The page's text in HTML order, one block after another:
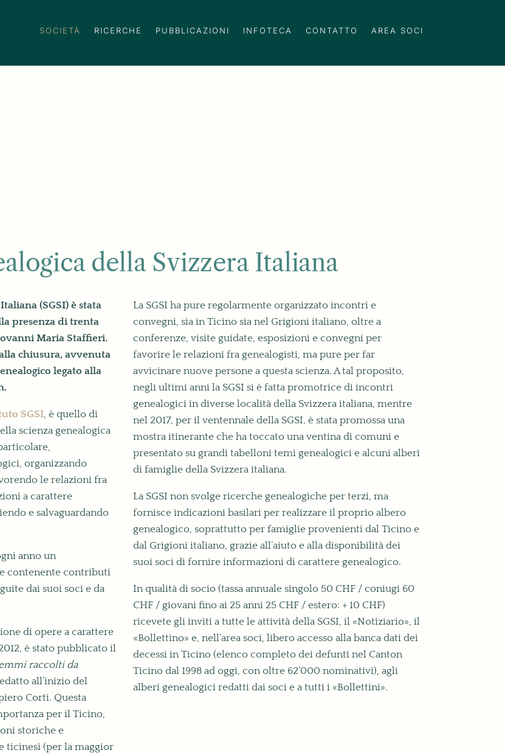
SOCIETÀ RICERCHE PUBBLICAZIONI INFOTECA CONTATTO AREA SOCI
della Svizzera Italiana
(SGSI) è stata
presenza di trenta
Maria Staffieri.
chiusura, avvenuta
legato alla
SGSI, è quello di
scienza genealogica
organizzando
le relazioni fra
a carattere
e salvaguardando
anno un
contenente contributi
dai suoi soci e da
di opere a carattere
è stato pubblicato il
raccolti da
all’inizio del
Corti. Questa
per il Ticino,
storiche e
ticinesi (per la maggior
La SGSI ha pure regolarmente organizzato incontri e
convegni, sia in Ticino sia nel Grigioni italiano, oltre a
conferenze, visite guidate, esposizioni e convegni per
favorire le relazioni fra genealogisti, ma pure per far
avvicinare nuove persone a questa scienza. A tal proposito,
negli ultimi anni la SGSI si è fatta promotrice di incontri
genealogici in diverse località della Svizzera italiana, mentre
nel 2017, per il ventennale della SGSI, è stata promossa una
mostra itinerante che ha toccato una ventina di comuni e
presentato su grandi tabelloni temi genealogici e alcuni alberi
di famiglie della Svizzera italiana.
La SGSI non svolge ricerche genealogiche per terzi, ma
fornisce indicazioni basilari per realizzare il proprio albero
genealogico, soprattutto per famiglie provenienti dal Ticino e
dal Grigioni italiano, grazie all’aiuto e alla disponibilità dei
suoi soci di fornire informazioni di carattere genealogico.
In qualità di socio (tassa annuale singolo 50 CHF / coniugi 60
CHF / giovani fino ai 25 anni 25 CHF / estero: + 10 CHF)
ricevete gli inviti a tutte le attività della SGSI, il «Notiziario», il
«Bollettino» e, nell’area soci, libero accesso alla banca dati dei
decessi in Ticino (elenco completo dei defunti nel Canton
Ticino dal 1998 ad oggi, con oltre 62’000 nominativi), agli
alberi genealogici redatti dai soci e a tutti i «Bollettini».